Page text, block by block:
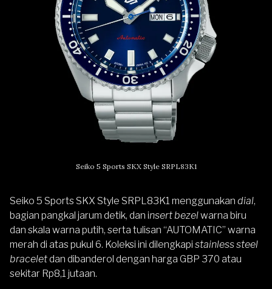
Seiko 5 Sports SKX Style SRPL83K1
Seiko 5 Sports SKX Style SRPL83K1 menggunakan dial,
bagian pangkal jarum detik, dan insert bezelwarna biru
dan skala warna putih, serta tulisan “AUTOMATIC” warna
merah di atas pukul 6. Koleksi ini dilengkapi stainless steel
braceletdan dibanderol dengan harga GBP 370 atau
sekitar Rp8,1 jutaan.